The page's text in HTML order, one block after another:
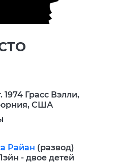
1974 Грасс Вэлли,
США
Райан (развод)
- двое детей